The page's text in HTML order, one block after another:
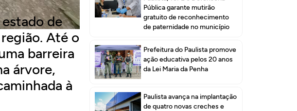
de
Até o
barreira
árvore,
à
Pública garante mutirão
gratuito de reconhecimento
de paternidade no município
Prefeitura do Paulista promove
ação educativa pelos 20 anos
da Lei Maria da Penha
Paulista avança na implantação
de quatro novas creches e